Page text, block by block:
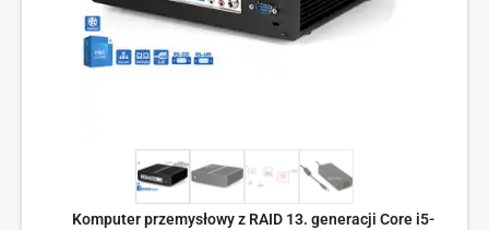
Komputer przemysłowy z RAID 13. generacji Core i5-